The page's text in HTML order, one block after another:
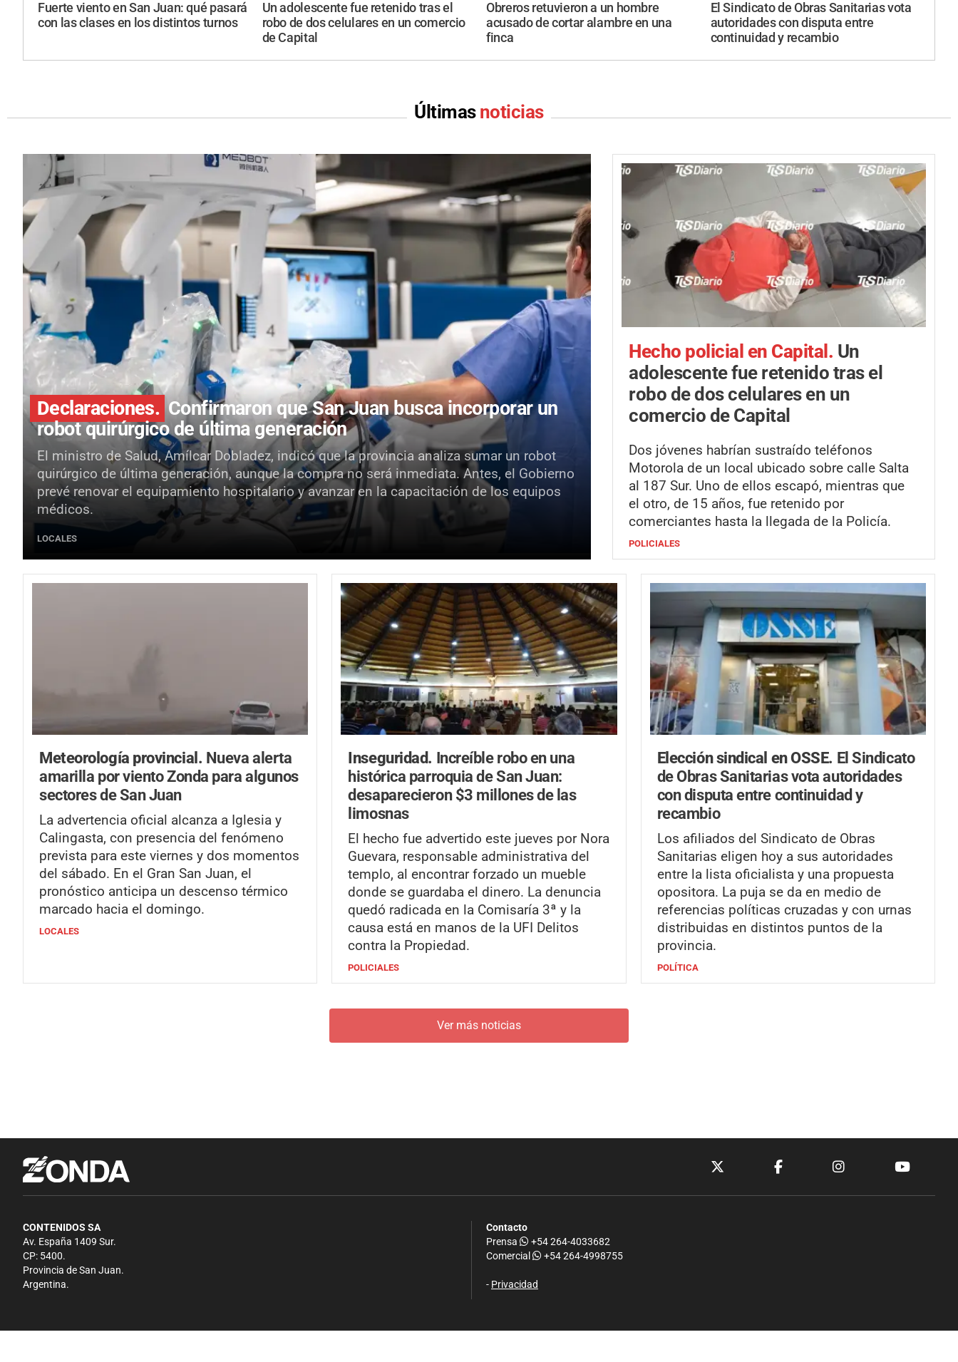
Fuerte viento en San Juan: qué pasará
con las clases en los distintos turnos
Un adolescente fue retenido tras el
robo de dos celulares en un comercio
de Capital
Obreros retuvieron a un hombre
acusado de cortar alambre en una
finca
El Sindicato de Obras Sanitarias vota
autoridades con disputa entre
continuidad y recambio
Últimas noticias
Declaraciones. Confirmaron que San Juan busca incorporar un
robot quirúrgico de última generación
El ministro de Salud, Amílcar Dobladez, indicó que la provincia analiza sumar un robot
quirúrgico de última generación, aunque la compra no será inmediata. Antes, el Gobierno
prevé renovar el equipamiento hospitalario y avanzar en la capacitación de los equipos
médicos.
LOCALES
Hecho policial en Capital. Un
adolescente fue retenido tras el
robo de dos celulares en un
comercio de Capital
Dos jóvenes habrían sustraído teléfonos
Motorola de un local ubicado sobre calle Salta
al 187 Sur. Uno de ellos escapó, mientras que
el otro, de 15 años, fue retenido por
comerciantes hasta la llegada de la Policía.
POLICIALES
Meteorología provincial. Nueva alerta
amarilla por viento Zonda para algunos
sectores de San Juan
La advertencia oficial alcanza a Iglesia y
Calingasta, con presencia del fenómeno
prevista para este viernes y dos momentos
del sábado. En el Gran San Juan, el
pronóstico anticipa un descenso térmico
marcado hacia el domingo.
LOCALES
Inseguridad. Increíble robo en una
histórica parroquia de San Juan:
desaparecieron $3 millones de las
limosnas
El hecho fue advertido este jueves por Nora
Guevara, responsable administrativa del
templo, al encontrar forzado un mueble
donde se guardaba el dinero. La denuncia
quedó radicada en la Comisaría 3ª y la
causa está en manos de la UFI Delitos
contra la Propiedad.
POLICIALES
Elección sindical en OSSE. El Sindicato
de Obras Sanitarias vota autoridades
con disputa entre continuidad y
recambio
Los afiliados del Sindicato de Obras
Sanitarias eligen hoy a sus autoridades
entre la lista oficialista y una propuesta
opositora. La puja se da en medio de
referencias políticas cruzadas y con urnas
distribuidas en distintos puntos de la
provincia.
POLÍTICA
Ver más noticias
CONTENIDOS SA
Av. España 1409 Sur.
CP: 5400.
Provincia de San Juan.
Argentina.
Contacto
Prensa
+54 264-4033682
Comercial
+54 264-4998755
- Privacidad